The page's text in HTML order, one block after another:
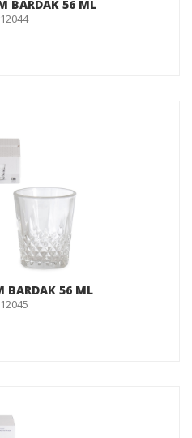
BARDAK 56 ML
BARDAK 56 ML